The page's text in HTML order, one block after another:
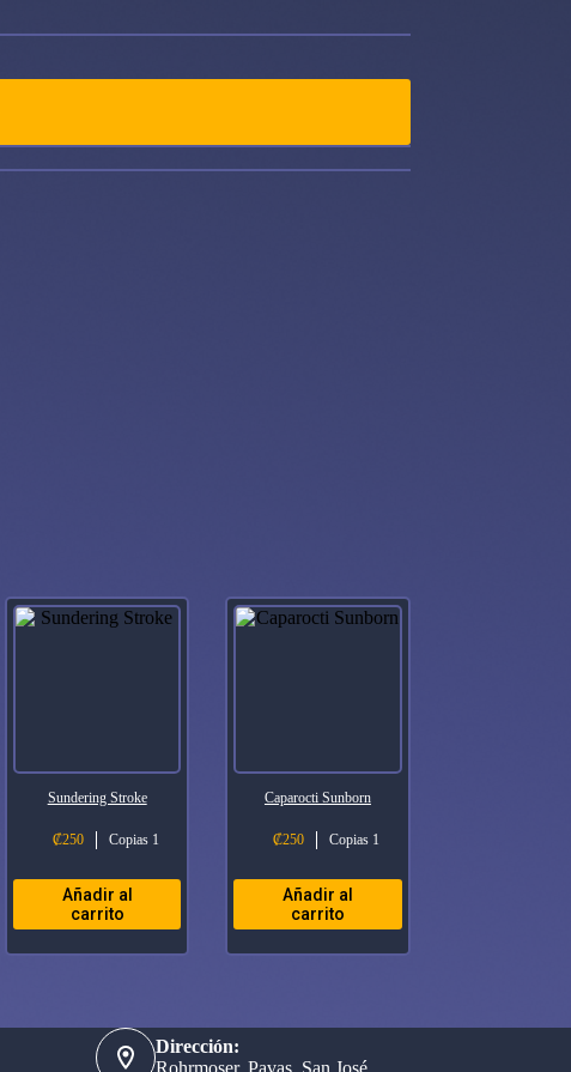
Sundering Stroke
₡250 Copias 1
Añadir al
carrito
Caparocti Sunborn
₡250 Copias 1
Añadir al
carrito
Dirección:
Rohrmoser, Pavas, San José